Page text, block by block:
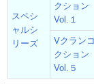
スペシ
ャルシ
リーズ
クション
Vol.１
Vクラン
クション
Vol.５